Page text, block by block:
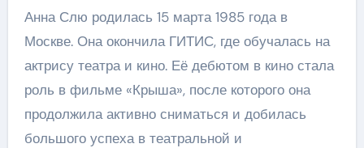
Анна Слю родилась 15 марта 1985 года в
Москве. Она окончила ГИТИС, где обучалась на
актрису театра и кино. Её дебютом в кино стала
роль в фильме «Крыша», после которого она
продолжила активно сниматься и добилась
большого успеха в театральной и